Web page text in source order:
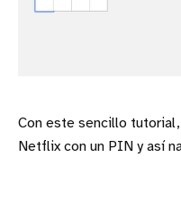
Con este sencillo
Netflix con un PIN y así